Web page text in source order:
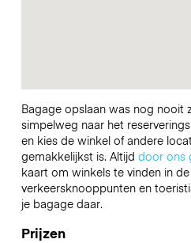
Bagage opslaan was nog nooit
simpelweg naar het
en kies de winkel of andere
gemakkelijkst is. Altijd door ons
kaart om winkels te vinden in
verkeersknooppunten en
je bagage daar.
Prijzen